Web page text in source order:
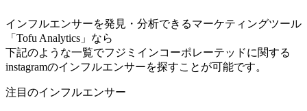
インフルエンサーを発見・分析できるマーケティングツール
「Tofu Analytics」なら
下記のような一覧でフジミインコーポレーテッドに関する
instagramのインフルエンサーを探すことが可能です。
注目のインフルエンサー